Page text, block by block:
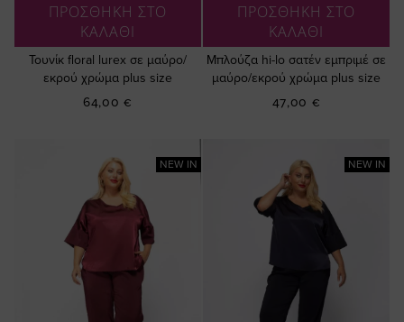
ΠΡΟΣΘΗΚΗ ΣΤΟ
ΚΑΛΑΘΙ
Τουνίκ floral lurex σε μαύρο/
εκρού χρώμα plus size
64,00 €
ΠΡΟΣΘΗΚΗ ΣΤΟ
ΚΑΛΑΘΙ
Μπλούζα hi-lo σατέν εμπριμέ σε
μαύρο/εκρού χρώμα plus size
47,00 €
NEW IN NEW IN